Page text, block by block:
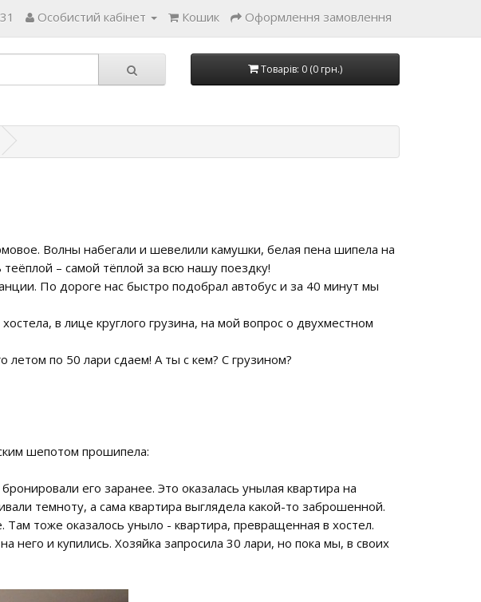
Особистий кабінет Кошик Оформлення замовлення
Товарів: 0 (0 грн.)
Волны набегали и шевелили камушки, белая пена шипела на
– самой тёплой за всю нашу поездку!
По дороге нас быстро подобрал автобус и за 40 минут мы
в лице круглого грузина, на мой вопрос о двухместном
по 50 лари сдаем! А ты с кем? С грузином?
шепотом прошипела:
его заранее. Это оказалась унылая квартира на
темноту, а сама квартира выглядела какой-то заброшенной.
тоже оказалось уныло - квартира, превращенная в хостел.
него и купились. Хозяйка запросила 30 лари, но пока мы, в своих